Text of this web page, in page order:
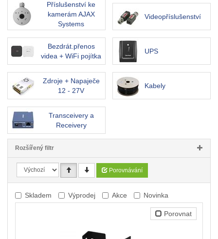
Příslušenství ke
kamerám AJAX
Systems
Videopříslušenství
Bezdrát.přenos
videa + WiFi pojítka
UPS
Zdroje + Napaječe
12 - 27V
Kabely
Transceivery a
Receivery
Rozšířený filtr
Porovnávání
Skladem Výprodej Akce Novinka
Porovnat